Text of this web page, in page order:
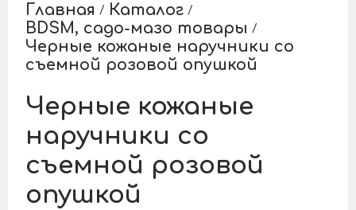
Главная / Каталог /
BDSM, садо-мазо товары /
Черные кожаные наручники со
съемной розовой опушкой
Черные кожаные
наручники со
съемной розовой
опушкой